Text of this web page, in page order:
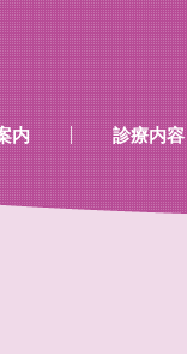
内
える検診
り扱いのあるワクチン
診療内容